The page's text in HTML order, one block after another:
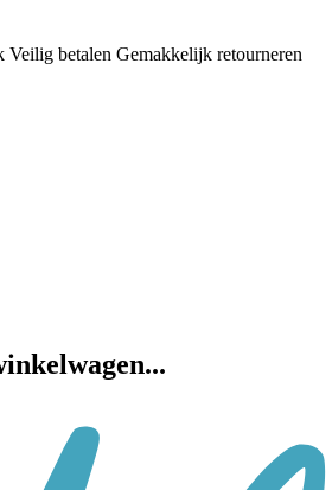
Veilig betalen Gemakkelijk retourneren